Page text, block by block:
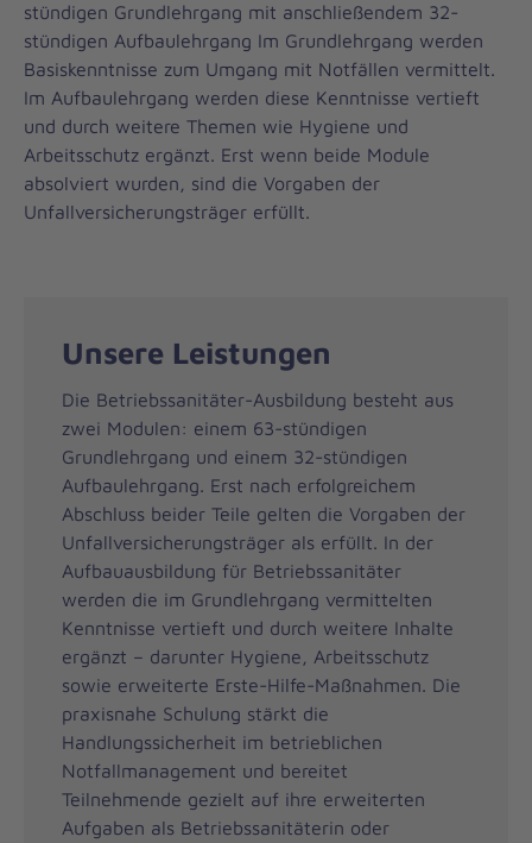
stündigen Grundlehrgang mit anschließendem 32-
stündigen Aufbaulehrgang Im Grundlehrgang werden
Basiskenntnisse zum Umgang mit Notfällen vermittelt.
Im Aufbaulehrgang werden diese Kenntnisse vertieft
und durch weitere Themen wie Hygiene und
Arbeitsschutz ergänzt. Erst wenn beide Module
absolviert wurden, sind die Vorgaben der
Unfallversicherungsträger erfüllt.
Unsere Leistungen
Die Betriebssanitäter-Ausbildung besteht aus
zwei Modulen: einem 63-stündigen
Grundlehrgang und einem 32-stündigen
Aufbaulehrgang. Erst nach erfolgreichem
Abschluss beider Teile gelten die Vorgaben der
Unfallversicherungsträger als erfüllt. In der
Aufbauausbildung für Betriebssanitäter
werden die im Grundlehrgang vermittelten
Kenntnisse vertieft und durch weitere Inhalte
ergänzt – darunter Hygiene, Arbeitsschutz
sowie erweiterte Erste-Hilfe-Maßnahmen. Die
praxisnahe Schulung stärkt die
Handlungssicherheit im betrieblichen
Notfallmanagement und bereitet
Teilnehmende gezielt auf ihre erweiterten
Aufgaben als Betriebssanitäterin oder